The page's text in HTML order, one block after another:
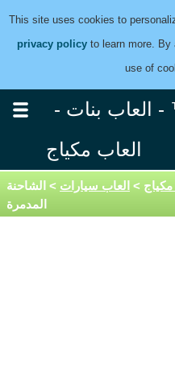
This site uses cookies to
privacy policy to learn more.
use of
- العاب بنات -
العاب مكياج
مكياج > العاب سيارات > الشاحنة
المدمرة